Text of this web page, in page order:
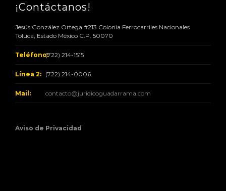
¡Contáctanos!
Jesús González Ortega #213 Colonia Ferrocarriles Nacionales
Toluca, Estado México C.P. 50070
Teléfono:(722) 214-1515
Línea 2: (722) 214-0006
Mail: contacto@juridicoguadarrama.com
Aviso de Privacidad